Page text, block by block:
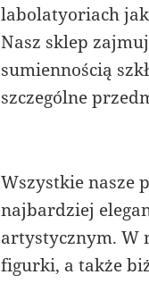
labolatyoriach
Nasz sklep
sumiennością
szczególne
Wszystkie nasze
najbardziej
artystycznym. W
figurki, a także